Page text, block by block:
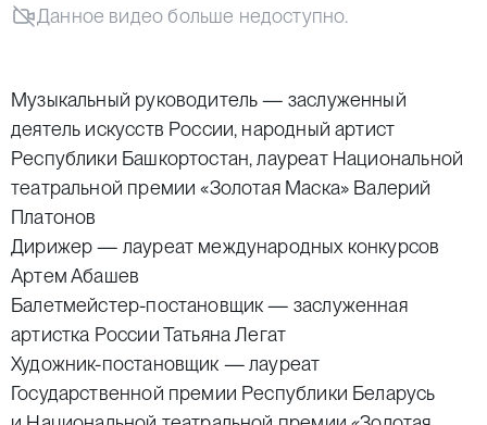
Данное видео больше недоступно.
Музыкальный руководитель — заслуженный
деятель искусств России, народный артист
Республики Башкортостан, лауреат Национальной
театральной премии «Золотая Маска» Валерий
Платонов
Дирижер — лауреат международных конкурсов
Артем Абашев
Балетмейстер-постановщик — заслуженная
артистка России Татьяна Легат
Художник-постановщик — лауреат
Государственной премии Республики Беларусь